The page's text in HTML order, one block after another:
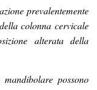
prevalentemente
colonna cervicale
alterata della
possono